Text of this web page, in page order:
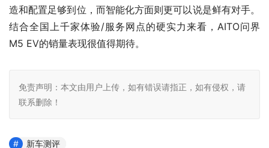
造和配置足够到位，而智能化方面则更可以说是鲜有对手。
结合全国上千家体验/服务网点的硬实力来看，AITO问界
M5 EV的销量表现很值得期待。
免责声明：本文由用户上传，如有错误请指正，如有侵权，请
联系删除！
新车测评